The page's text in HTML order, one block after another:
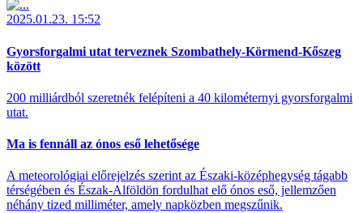
2025.01.23. 15:52
Gyorsforgalmi utat terveznek Szombathely-Körmend-Kőszeg
között
200 milliárdból szeretnék felépíteni a 40 kilométernyi gyorsforgalmi
utat.
Ma is fennáll az ónos eső lehetősége
A meteorológiai előrejelzés szerint az Északi-középhegység tágabb
térségében és Észak-Alföldön fordulhat elő ónos eső, jellemzően
néhány tized milliméter, amely napközben megszűnik.